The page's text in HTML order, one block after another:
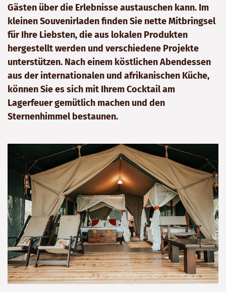
Gästen über die Erlebnisse austauschen kann. Im
kleinen Souvenirladen finden Sie nette Mitbringsel
für Ihre Liebsten, die aus lokalen Produkten
hergestellt werden und verschiedene Projekte
unterstützen. Nach einem köstlichen Abendessen
aus der internationalen und afrikanischen Küche,
können Sie es sich mit Ihrem Cocktail am
Lagerfeuer gemütlich machen und den
Sternenhimmel bestaunen.